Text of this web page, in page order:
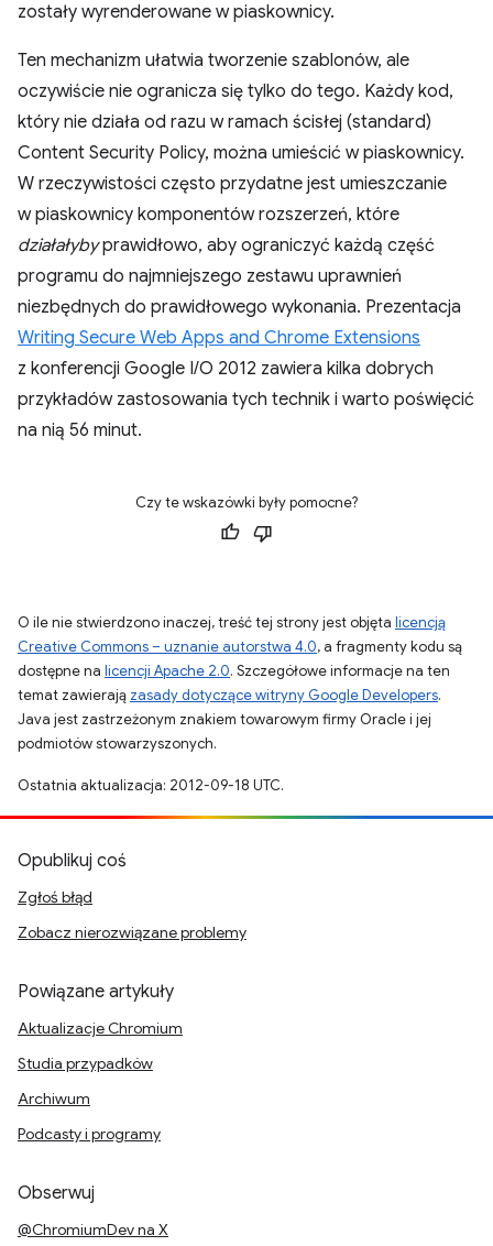
zostały wyrenderowane w piaskownicy.
Ten mechanizm ułatwia tworzenie szablonów, ale
oczywiście nie ogranicza się tylko do tego. Każdy kod,
który nie działa od razu w ramach ścisłej (standard)
Content Security Policy, można umieścić w piaskownicy.
W rzeczywistości często przydatne jest umieszczanie
w piaskownicy komponentów rozszerzeń, które
działałybyprawidłowo, aby ograniczyć każdą część
programu do najmniejszego zestawu uprawnień
niezbędnych do prawidłowego wykonania. Prezentacja
Writing Secure Web Apps and Chrome Extensions
z konferencji Google I/O 2012 zawiera kilka dobrych
przykładów zastosowania tych technik i warto poświęcić
na nią 56 minut.
Czy te wskazówki były pomocne?
O ile nie stwierdzono inaczej, treść tej strony jest objęta licencją
Creative Commons – uznanie autorstwa 4.0, a fragmenty kodu są
dostępne na licencji Apache 2.0. Szczegółowe informacje na ten
temat zawierają zasady dotyczące witryny Google Developers.
Java jest zastrzeżonym znakiem towarowym firmy Oracle i jej
podmiotów stowarzyszonych.
Ostatnia aktualizacja: 2012-09-18 UTC.
Opublikuj coś
Zgłoś błąd
Zobacz nierozwiązane problemy
Powiązane artykuły
Aktualizacje Chromium
Studia przypadków
Archiwum
Podcasty i programy
Obserwuj
@ChromiumDev na X